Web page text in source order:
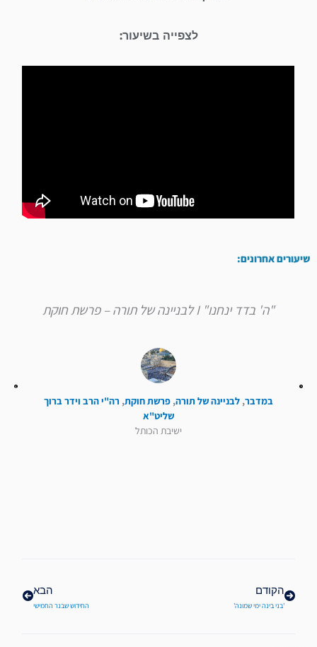
לצפייה בשיעור:
שיעורים אחרונים:
"ה' בדד ינחנו" I לבניינה של תורה – פרשת חוקת
במדבר, לבניינה של תורה, פרשת חוקת, רה"י הרב וידר ברוך
שליט"א
ישיבת הכותל
הקודם
'בני בינה ימי שמונה'
הבא
החידוש שבנר החמישי